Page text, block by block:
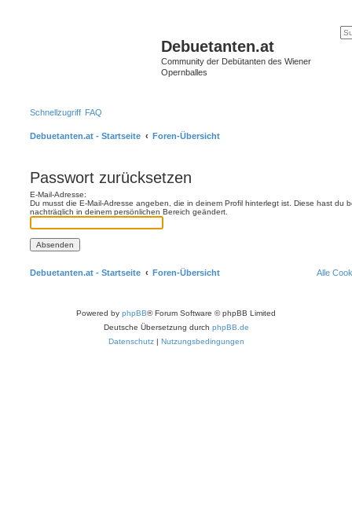
Debuetanten.at
Community der Debütanten des Wiener
Opernballes
Schnellzugriff FAQ
Debuetanten.at - Startseite Foren-Übersicht
Passwort zurücksetzen
E-Mail-Adresse:
Du musst die E-Mail-Adresse angeben, die in deinem Profil hinterlegt ist. Diese hast du
nachträglich in deinem persönlichen Bereich geändert.
Debuetanten.at - Startseite Foren-Übersicht Alle
Powered by phpBB® Forum Software © phpBB Limited
Deutsche Übersetzung durch phpBB.de
Datenschutz| Nutzungsbedingungen